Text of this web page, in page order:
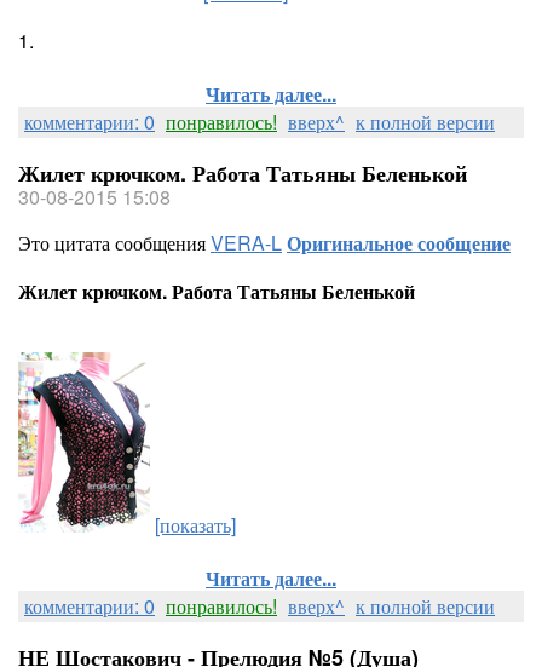
1.
Читать далее...
комментарии: 0 понравилось! вверх^ к полной версии
Жилет крючком. Работа Татьяны Беленькой
30-08-2015 15:08
Это цитата сообщенияVERA-LОригинальное сообщение
Жилет крючком. Работа Татьяны Беленькой
[показать]
Читать далее...
комментарии: 0 понравилось! вверх^ к полной версии
НЕ Шостакович - Прелюдия №5 (Душа)